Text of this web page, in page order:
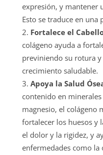
expresión, y mantener
Esto se traduce en una
Fortalece el
colágeno ayuda a
previniendo su rotura
crecimiento saludable.
Apoya la Salud
contenido en
magnesio, el colágeno
fortalecer los huesos y
el dolor y la rigidez, y
enfermedades como la